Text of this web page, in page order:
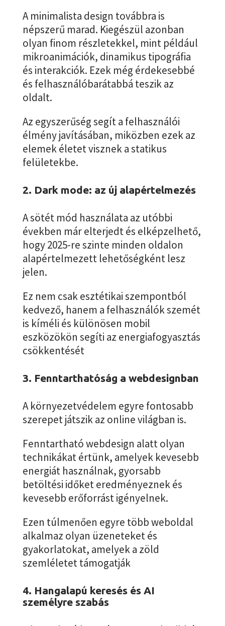
A minimalista design továbbra is
népszerű marad. Kiegészül azonban
olyan finom részletekkel, mint például
mikroanimációk, dinamikus tipográfia
és interakciók. Ezek még érdekesebbé
és felhasználóbarátabbá teszik az
oldalt.
Az egyszerűség segít a felhasználói
élmény javításában, miközben ezek az
elemek életet visznek a statikus
felületekbe.
2. Dark mode: az új alapértelmezés
A sötét mód használata az utóbbi
években már elterjedt és elképzelhető,
hogy 2025-re szinte minden oldalon
alapértelmezett lehetőségként lesz
jelen.
Ez nem csak esztétikai szempontból
kedvező, hanem a felhasználók szemét
is kíméli és különösen mobil
eszközökön segíti az energiafogyasztás
csökkentését
3. Fenntarthatóság a webdesignban
A környezetvédelem egyre fontosabb
szerepet játszik az online világban is.
Fenntartható webdesign alatt olyan
technikákat értünk, amelyek kevesebb
energiát használnak, gyorsabb
betöltési időket eredményeznek és
kevesebb erőforrást igényelnek.
Ezen túlmenően egyre több weboldal
alkalmaz olyan üzeneteket és
gyakorlatokat, amelyek a zöld
szemléletet támogatják
4. Hangalapú keresés és AI
személyre szabás